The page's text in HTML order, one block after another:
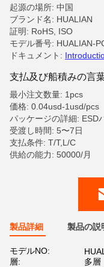
起源の場所: 中国
ブランド名: HUALIAN
証明: RoHS, ISO
モデル番号: HUALIAN-
ドキュメント:
支払及び船積みの言
最小注文数量: 1pcs
価格: 0.04usd-1usd/pcs
パッケージの詳細: ESD
受渡し時間: 5〜7日
支払条件: T/T,L/C
供給の能力: 50000/月
製品詳細 製品の説
モデルNO:
層:
多層